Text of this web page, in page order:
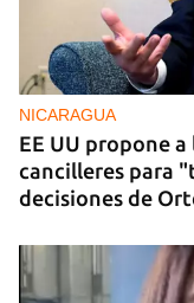
NICARAGUA
EE UU propone
cancilleres para
decisiones de